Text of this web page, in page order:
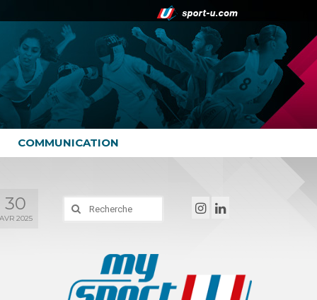
COMMUNICATION
30
AVR 2025
Rechercher